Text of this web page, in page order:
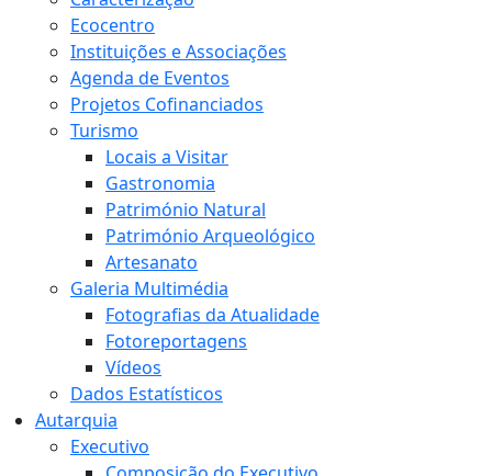
Ecocentro
Instituições e Associações
Agenda de Eventos
Projetos Cofinanciados
Turismo
Locais a Visitar
Gastronomia
Património Natural
Património Arqueológico
Artesanato
Galeria Multimédia
Fotografias da Atualidade
Fotoreportagens
Vídeos
Dados Estatísticos
Autarquia
Executivo